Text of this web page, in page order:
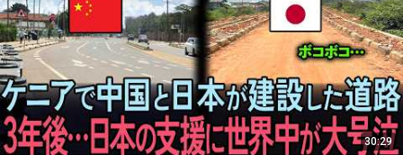
30:29